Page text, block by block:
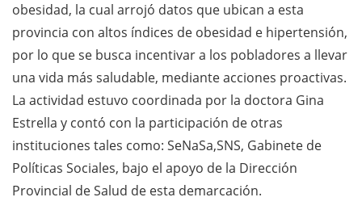
obesidad, la cual arrojó datos que ubican a esta
provincia con altos índices de obesidad e hipertensión,
por lo que se busca incentivar a los pobladores a llevar
una vida más saludable, mediante acciones proactivas.
La actividad estuvo coordinada por la doctora Gina
Estrella y contó con la participación de otras
instituciones tales como: SeNaSa,SNS, Gabinete de
Políticas Sociales, bajo el apoyo de la Dirección
Provincial de Salud de esta demarcación.